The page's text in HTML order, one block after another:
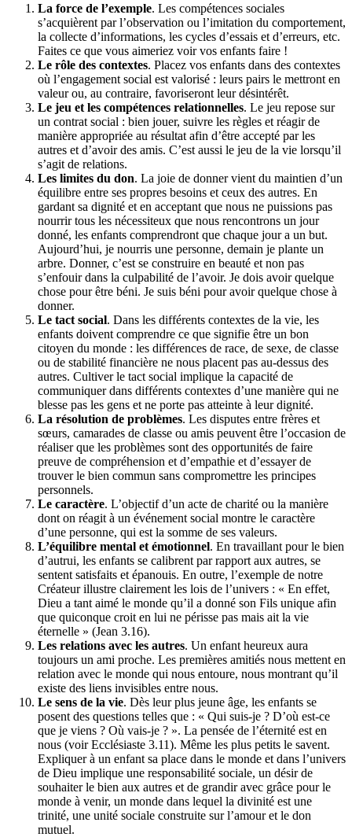
La force de l’exemple. Les compétences sociales
s’acquièrent par l’observation ou l’imitation du comportement,
la collecte d’informations, les cycles d’essais et d’erreurs, etc.
Faites ce que vous aimeriez voir vos enfants faire !
Le rôle des contextes. Placez vos enfants dans des contextes
où l’engagement social est valorisé : leurs pairs le mettront en
valeur ou, au contraire, favoriseront leur désintérêt.
Le jeu et les compétences relationnelles. Le jeu repose sur
un contrat social : bien jouer, suivre les règles et réagir de
manière appropriée au résultat afin d’être accepté par les
autres et d’avoir des amis. C’est aussi le jeu de la vie lorsqu’il
s’agit de relations.
Les limites du don. La joie de donner vient du maintien d’un
équilibre entre ses propres besoins et ceux des autres. En
gardant sa dignité et en acceptant que nous ne puissions pas
nourrir tous les nécessiteux que nous rencontrons un jour
donné, les enfants comprendront que chaque jour a un but.
Aujourd’hui, je nourris une personne, demain je plante un
arbre. Donner, c’est se construire en beauté et non pas
s’enfouir dans la culpabilité de l’avoir. Je dois avoir quelque
chose pour être béni. Je suis béni pour avoir quelque chose à
donner.
Le tact social. Dans les différents contextes de la vie, les
enfants doivent comprendre ce que signifie être un bon
citoyen du monde : les différences de race, de sexe, de classe
ou de stabilité financière ne nous placent pas au-dessus des
autres. Cultiver le tact social implique la capacité de
communiquer dans différents contextes d’une manière qui ne
blesse pas les gens et ne porte pas atteinte à leur dignité.
La résolution de problèmes. Les disputes entre frères et
sœurs, camarades de classe ou amis peuvent être l’occasion de
réaliser que les problèmes sont des opportunités de faire
preuve de compréhension et d’empathie et d’essayer de
trouver le bien commun sans compromettre les principes
personnels.
Le caractère. L’objectif d’un acte de charité ou la manière
dont on réagit à un événement social montre le caractère
d’une personne, qui est la somme de ses valeurs.
L’équilibre mental et émotionnel. En travaillant pour le bien
d’autrui, les enfants se calibrent par rapport aux autres, se
sentent satisfaits et épanouis. En outre, l’exemple de notre
Créateur illustre clairement les lois de l’univers : « En effet,
Dieu a tant aimé le monde qu’il a donné son Fils unique afin
que quiconque croit en lui ne périsse pas mais ait la vie
éternelle » (Jean 3.16).
Les relations avec les autres. Un enfant heureux aura
toujours un ami proche. Les premières amitiés nous mettent en
relation avec le monde qui nous entoure, nous montrant qu’il
existe des liens invisibles entre nous.
Le sens de la vie. Dès leur plus jeune âge, les enfants se
posent des questions telles que : « Qui suis-je ? D’où est-ce
que je viens ? Où vais-je ? ». La pensée de l’éternité est en
nous (voir Ecclésiaste 3.11). Même les plus petits le savent.
Expliquer à un enfant sa place dans le monde et dans l’univers
de Dieu implique une responsabilité sociale, un désir de
souhaiter le bien aux autres et de grandir avec grâce pour le
monde à venir, un monde dans lequel la divinité est une
trinité, une unité sociale construite sur l’amour et le don
mutuel.